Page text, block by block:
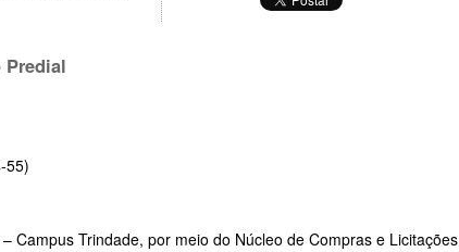
55)
Campus Trindade, por meio do Núcleo de Compras e Licitações